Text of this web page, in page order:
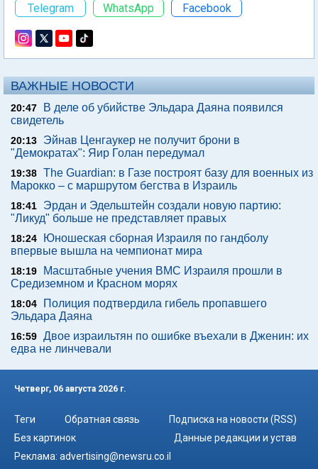
Telegram
WhatsApp Facebook
ВАЖНЫЕ НОВОСТИ
20:47
В деле об убийстве Эльдара Даяна появился
свидетель
20:13
Эйнав Ценгаукер не получит брони в
"Демократах": Яир Голан передумал
19:38 The Guardian: в Газе построят базу для военных из
Марокко – с маршрутом бегства в Израиль
18:41
Эрдан и Эдельштейн создали новую партию:
"Ликуд" больше не представляет правых
18:24
Юношеская сборная Израиля по гандболу
впервые вышла на чемпионат мира
18:19
Масштабные учения ВМС Израиля прошли в
Средиземном и Красном морях
18:04
Полиция подтвердила гибель пропавшего
Эльдара Даяна
16:59 Двое израильтян по ошибке въехали в Дженин: их
едва не линчевали
Четверг, 06 августа 2026 г.
Теги Обратная связь
Подписка на новости (RSS)
Без картинок
Данные редакции и устав
Реклама: advertising@newsru.co.il